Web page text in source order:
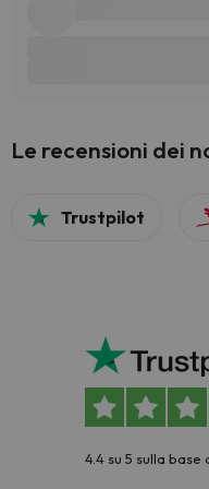
Le recensioni dei
Trustpilot
4.4 su 5 sulla base